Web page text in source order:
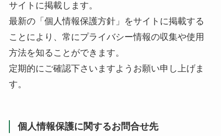
サイトに掲載します。
最新の「個人情報保護方針」をサイトに掲載する
ことにより、常にプライバシー情報の収集や使用
方法を知ることができます。
定期的にご確認下さいますようお願い申し上げま
す。
個人情報保護に関するお問合せ先